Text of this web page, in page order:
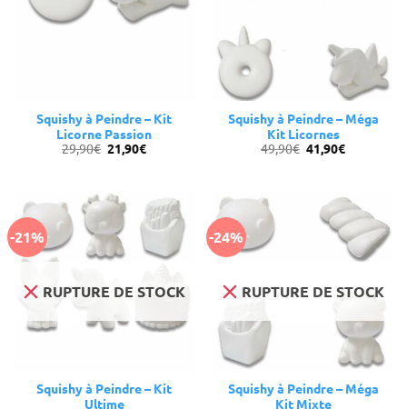
Squishy à Peindre – Kit
Licorne Passion
29,90€ Le
prix
29,90€.
21,90€Le
prix
Squishy à Peindre – Méga
Kit Licornes
49,90€ Le
prix
49,90€.
41,90€Le
prix
41,90€.
-21%
RUPTURE DE STOCK
Squishy à Peindre – Kit
Ultime
-24%
RUPTURE DE STOCK
Squishy à Peindre – Méga
Kit Mixte